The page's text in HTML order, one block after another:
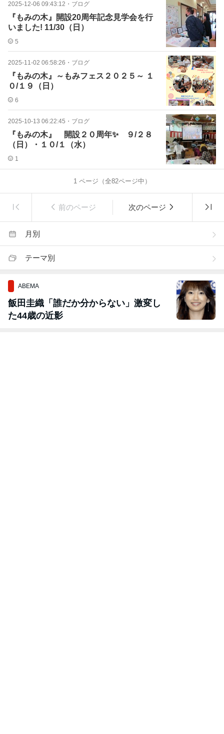
2025-12-06 09:43:12 ・ ブログ
『もみの木』開設20周年記念見学会を行
いました! 11/30（日）
5
2025-11-02 06:58:26 ・ ブログ
『もみの木』～もみフェス２０２５～ １
０/１９（日）
6
2025-10-13 06:22:45 ・ ブログ
『もみの木』 開設２０周年✨ ９/２８
（日）・１０/１（水）
1
1ページ（全82ページ中）
前のページ 次のページ
月別
テーマ別
ABEMA
飯田圭織「誰だか分からない」激変し
た44歳の近影